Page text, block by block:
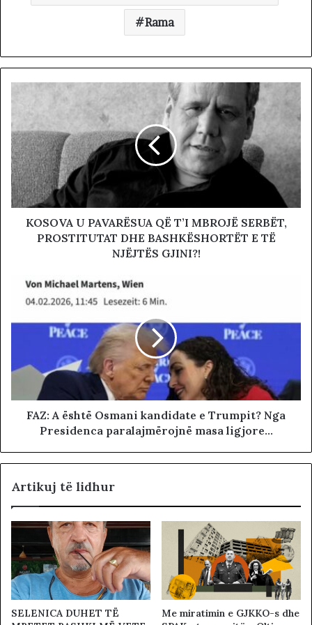
Rama
KOSOVA U PAVARËSUA QË T’I MBROJË SERBËT,
PROSTITUTAT DHE BASHKËSHORTËT E TË
NJËJTËS GJINI?!
FAZ: A është Osmani kandidate e Trumpit? Nga
Presidenca paralajmërojnë masa ligjore...
Artikuj të lidhur
SELENICA DUHET TË
Me miratimin e GJKKO-s dhe